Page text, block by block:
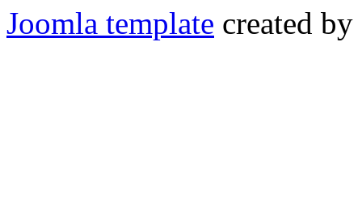
Joomla template created